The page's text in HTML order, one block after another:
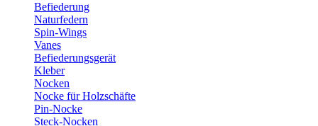
Befiederung
Naturfedern
Spin-Wings
Vanes
Befiederungsgerät
Kleber
Nocken
Nocke für Holzschäfte
Pin-Nocke
Steck-Nocken